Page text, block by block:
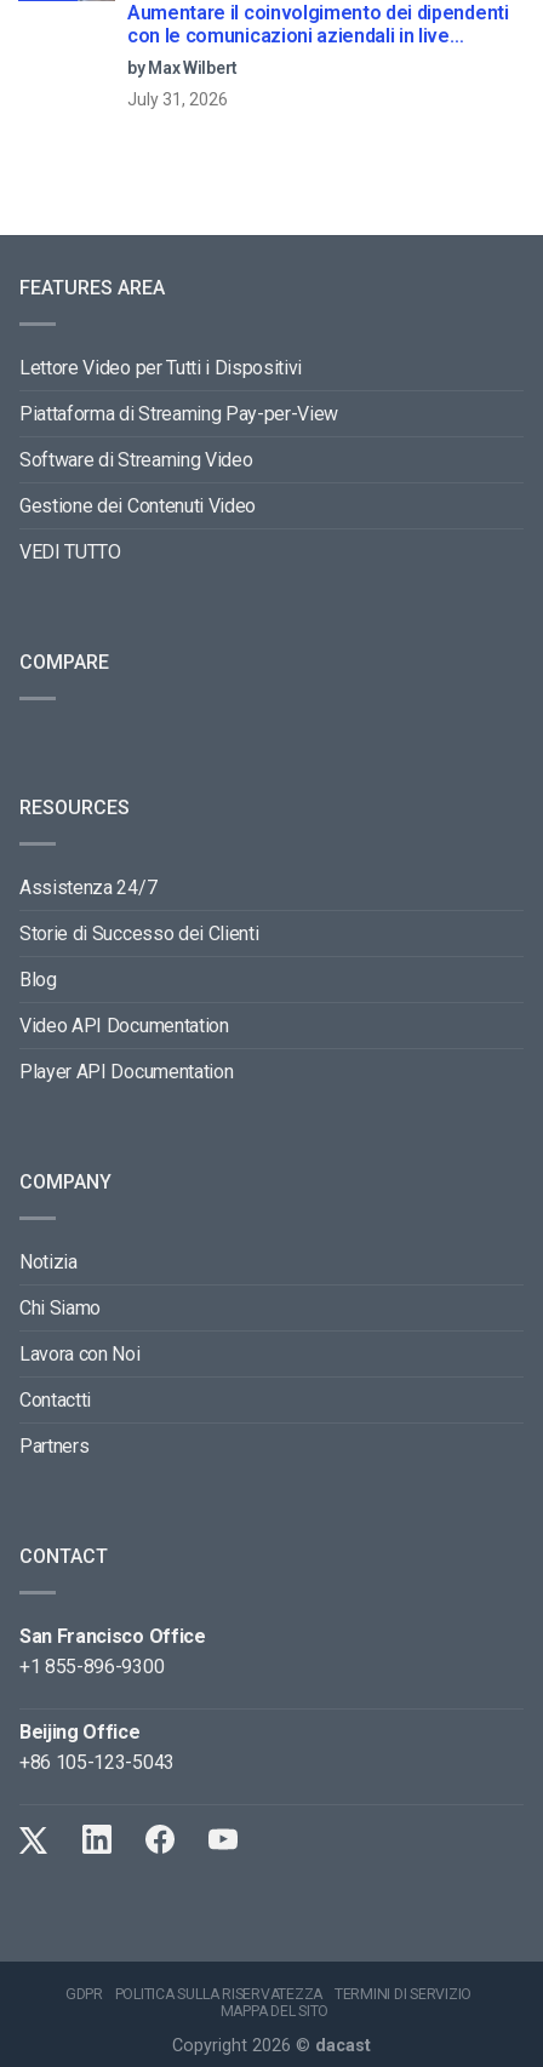
Aumentare il coinvolgimento dei dipendenti
con le comunicazioni aziendali in live
streaming
by Max Wilbert
July 31, 2026
FEATURES AREA
Lettore Video per Tutti i Dispositivi
Piattaforma di Streaming Pay-per-View
Software di Streaming Video
Gestione dei Contenuti Video
VEDI TUTTO
COMPARE
RESOURCES
Assistenza 24/7
Storie di Successo dei Clienti
Blog
Video API Documentation
Player API Documentation
COMPANY
Notizia
Chi Siamo
Lavora con Noi
Contactti
Partners
CONTACT
San Francisco Office
+1 855-896-9300
Beijing Office
+86 105-123-5043
GDPR POLITICA SULLA RISERVATEZZA
TERMINI DI SERVIZIO
MAPPA DEL SITO
Copyright 2026 © dacast